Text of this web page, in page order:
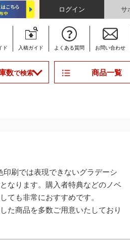
ログイン サ
ド 入稿ガイド よくある質問 お問い合わせ
数で検索 商品一覧
刷では表現できないグラデーシ
なります。購入者特典などのノベ
ても非常におすすめです。
た商品を多数ご用意いたしており